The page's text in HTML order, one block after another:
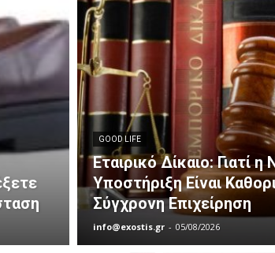
GOOD LIFE
Εταιρικό Δίκαιο: Γιατί η
Υποστήριξη Είναι
Σύγχρονη Επιχείρηση
info@exostis.gr - 05/08/2026